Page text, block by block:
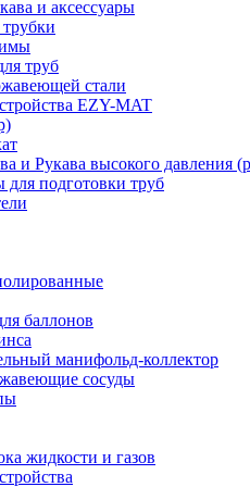
и аксессуары
труб
стали
EZY-MAT
и Рукава высокого давления
подготовки труб
баллонов
манифольд-коллектор
сосуды
жидкости и газов